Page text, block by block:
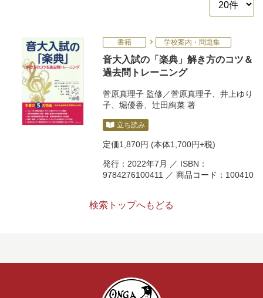
書籍 学校案内・問題集
音大入試の「楽典」解き方のコツ＆
過去問トレーニング
菅原真理子 監修／菅原真理子
井上ゆり
子
堀優香 辻田絢菜 著
立ち読み
定価1,870円 (本体1,700円+税)
発行：2022年7月 ／ ISBN：
9784276100411 ／ 商品コード：100410
検索トップへもどる